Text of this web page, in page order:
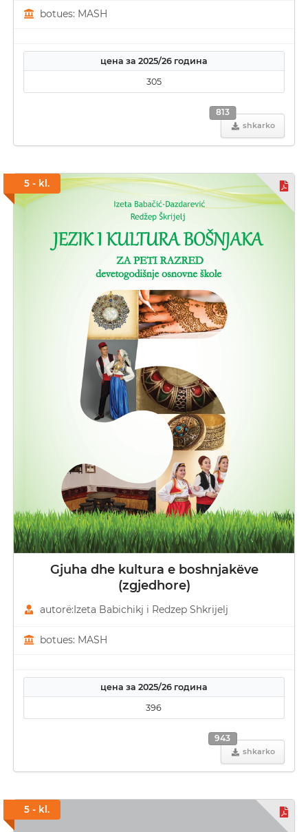
botues: MASH
цена за 2025/26 година
305
shkarko
813
5 - kl.
Gjuha dhe kultura e boshnjakëve
(zgjedhore)
autorë:Izeta Babichikj i Redzep Shkrijelj
botues: MASH
цена за 2025/26 година
396
shkarko
943
5 - kl.